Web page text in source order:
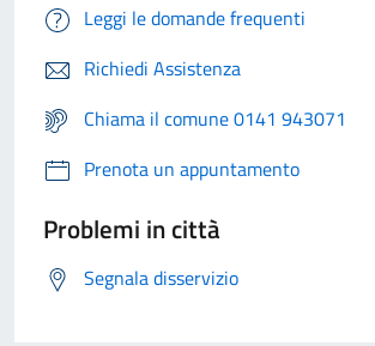
Leggi le domande frequenti
Richiedi Assistenza
Chiama il comune 0141 943071
Prenota un appuntamento
Problemi in città
Segnala disservizio